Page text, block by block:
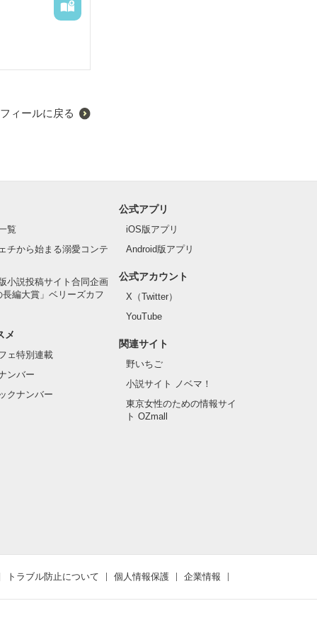
ィールに戻る
覧
チから始まる溺愛コンテ
小説投稿サイト合同企画
長編大賞」ベリーズカフ
メ
ェ特別連載
ンバー
クナンバー
公式アプリ
iOS版アプリ
Android版アプリ
公式アカウント
X（Twitter）
YouTube
関連サイト
野いちご
小説サイト ノベマ！
東京女性のための情報サイ
ト OZmall
トラブル防止について 個人情報保護 企業情報